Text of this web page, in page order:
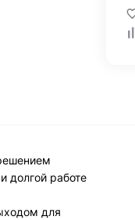
долгой работе
для